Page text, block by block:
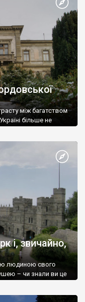
між багатством
більше не
і, звичайно,
людиною свого
– чи знали ви це